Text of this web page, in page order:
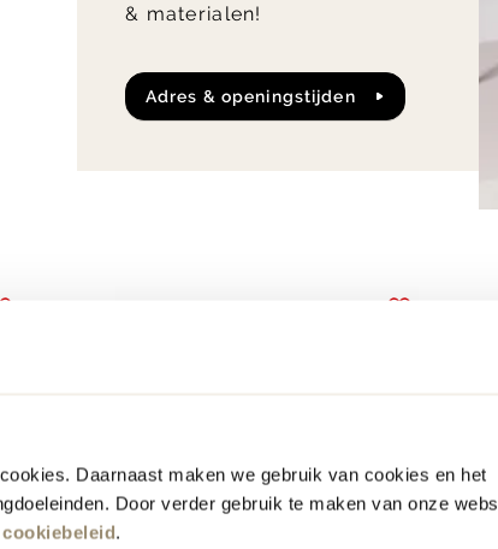
Daarnaast maken we gebruik van cookies en het
Door verder gebruik te maken van onze
cookiebeleid.
& materialen!
adres & openingstijden